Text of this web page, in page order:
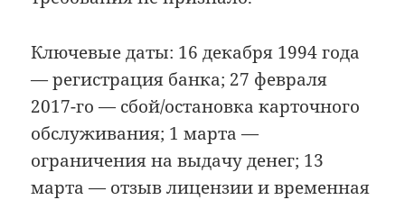
Ключевые даты: 16 декабря 1994 года
— регистрация банка; 27 февраля
2017-го — сбой/остановка карточного
обслуживания; 1 марта —
ограничения на выдачу денег; 13
марта — отзыв лицензии и временная